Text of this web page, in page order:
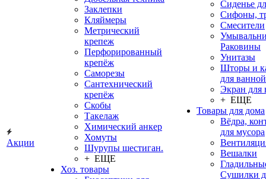
Акции
Заклепки
Кляймеры
Метрический
крепеж
Перфорированный
крепёж
Саморезы
Сантехнический
крепёж
Скобы
Такелаж
Химический анкер
Хомуты
Шурупы шестиган.
+ ЕЩЕ
Хоз. товары
Сиденье
Сифоны,
Смесители
Раковины
Унитазы
Шторы и
для ванной
Экран для
+ ЕЩЕ
Товары для дома
Вёдра,
для мусора
Вешалки
Сушилки